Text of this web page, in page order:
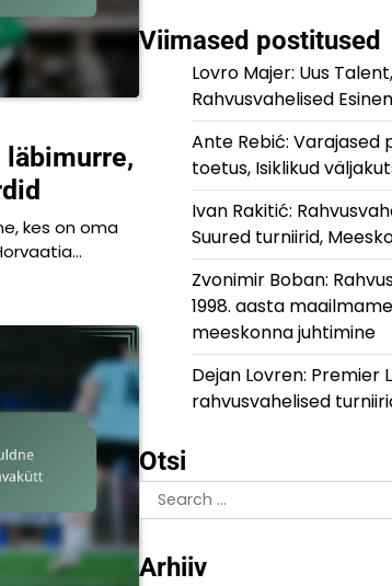
läbimurre,
kes on oma
Viimased postitused
Lovro Majer: Uus
Rahvusvahelised
Ante Rebić: Varajased
toetus, Isiklikud
Ivan Rakitić:
Suured turniirid,
Zvonimir Boban:
1998. aasta
meeskonna juhtimine
Dejan Lovren: Premier
rahvusvahelised
Otsi
Search
for:
Arhiiv